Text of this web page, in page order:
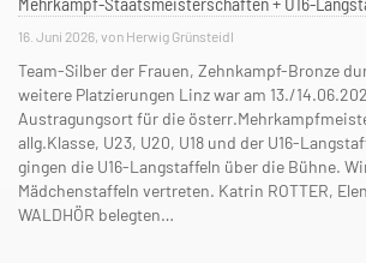
16. Juni 2026, von Herwig Grünsteidl
Team-Silber der Frauen, Zehnkampf-Bronze
weitere Platzierungen Linz war am 13./
Austragungsort für die
allg.Klasse, U23, U20, U18 und der U16-
gingen die U16-Langstaffeln über die Bühne.
Mädchenstaffeln vertreten. Katrin ROTTER,
WALDHÖR belegten…